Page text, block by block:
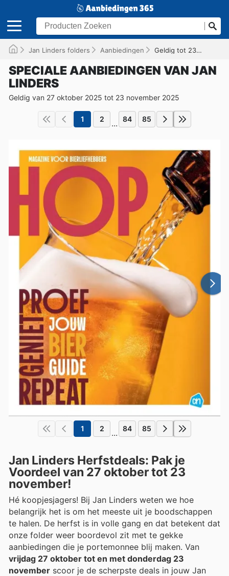
Jan Linders folders Aanbiedingen Geldig tot 23-11-2025
SPECIALE AANBIEDINGEN VAN JAN
LINDERS
Geldig van 27 oktober 2025 tot 23 november 2025
1 2 ... 84 85
1 2 ... 84 85
Jan Linders Herfstdeals: Pak je
Voordeel van 27 oktober tot 23
november!
Hé koopjesjagers! Bij Jan Linders weten we hoe
belangrijk het is om het meeste uit je boodschappen
te halen. De herfst is in volle gang en dat betekent dat
onze folder weer boordevol zit met te gekke
aanbiedingen die je portemonnee blij maken. Van
vrijdag 27 oktober tot en met donderdag 23
november scoor je de scherpste deals in jouw Jan